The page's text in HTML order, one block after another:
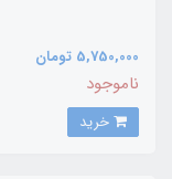
5,750,000 تومان
ناموجود